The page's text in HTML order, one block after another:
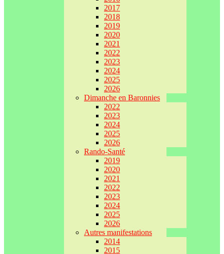
2017
2018
2019
2020
2021
2022
2023
2024
2025
2026
Dimanche en Baronnies
2022
2023
2024
2025
2026
Rando-Santé
2019
2020
2021
2022
2023
2024
2025
2026
Autres manifestations
2014
2015